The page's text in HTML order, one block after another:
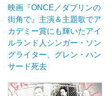
映画『ONCE／ダブリンの
街角で』主演＆主題歌でア
カデミー賞にも輝いたアイ
ルランド人シンガー・ソン
グライター、グレン・ハン
サード死去